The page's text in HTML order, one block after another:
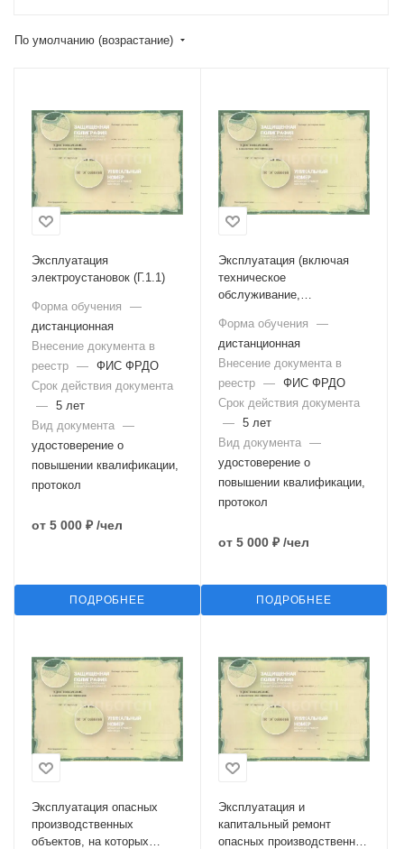
По умолчанию (возрастание)
Эксплуатация
электроустановок (Г.1.1)
Форма обучения
—
дистанционная
Внесение документа в
реестр — ФИС ФРДО
Срок действия документа
— 5 лет
Вид документа —
удостоверение о
повышении квалификации,
протокол
от 5 000 ₽ /чел
ПОДРОБНЕЕ
Эксплуатация (включая
техническое
обслуживание,
диагностирование,
текущий ремонт) сетей
газораспределения и
газопотребления (Б.7.1)
Форма обучения
—
дистанционная
Внесение документа в
реестр — ФИС ФРДО
Срок действия документа
— 5 лет
Вид документа —
удостоверение о
повышении квалификации,
протокол
от 5 000 ₽ /чел
ПОДРОБНЕЕ
Эксплуатация опасных
производственных
объектов, на которых
Эксплуатация и
капитальный ремонт
опасных производственных